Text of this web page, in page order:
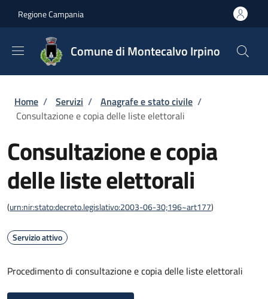
Regione Campania
Comune di Montecalvo Irpino
Briciole di pane
Home / Servizi / Anagrafe e stato civile /
Consultazione e copia delle liste elettorali
Consultazione e copia
delle liste elettorali
(urn:nir:stato:decreto.legislativo:2003-06-30;196~art177)
Servizio attivo
Procedimento di consultazione e copia delle liste elettorali